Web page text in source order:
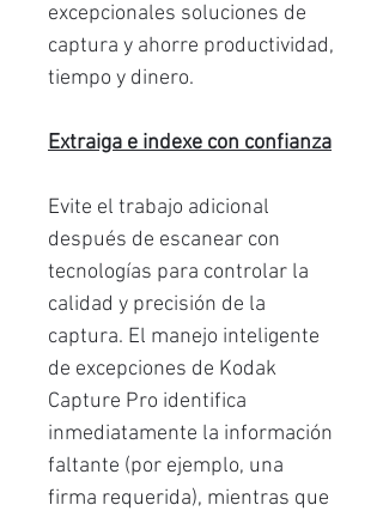
excepcionales soluciones de
captura y ahorre productividad,
tiempo y dinero.
Extraiga e indexe con confianza
Evite el trabajo adicional
después de escanear con
tecnologías para controlar la
calidad y precisión de la
captura. El manejo inteligente
de excepciones de Kodak
Capture Pro identifica
inmediatamente la información
faltante (por ejemplo, una
firma requerida), mientras que